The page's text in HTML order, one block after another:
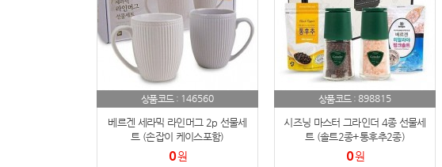
상품코드 : 146560
베르겐 세라믹 라인머그 2p 선물세
트 (손잡이 케이스포함)
0원
상품코드 : 898815
시즈닝 마스터 그라인더 4종 선물세
트 (솔트2종+통후추2종)
0원